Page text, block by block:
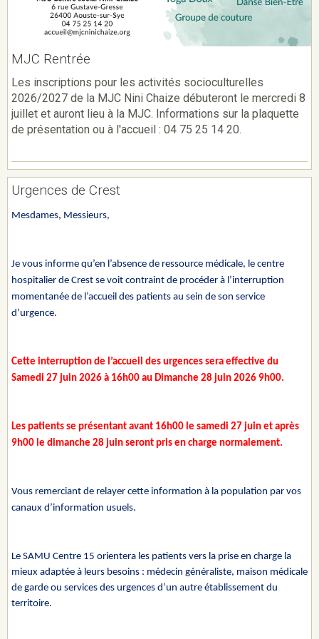
MJC Rentrée
Les inscriptions pour les activités socioculturelles
2026/2027 de la MJC Nini Chaize débuteront le mercredi 8
juillet et auront lieu à la MJC. Informations sur la plaquette
de présentation ou à l'accueil : 04 75 25 14 20.
Urgences de Crest
Mesdames, Messieurs,
Je vous informe qu’en l’absence de ressource médicale, le centre
hospitalier de Crest se voit contraint de procéder à l’interruption
momentanée de l’accueil des patients au sein de son service
d’urgence.
Cette interruption de l’accueil des urgences sera effective du
Samedi 27 juin 2026 à 16h00 au Dimanche 28 juin 2026 9h00.
Les patients se présentant avant 16h00 le samedi 27 juin et après
9h00 le dimanche 28 juin seront pris en charge normalement.
Vous remerciant de relayer cette information à la population par vos
canaux d’information usuels.
Le SAMU Centre 15 orientera les patients vers la prise en charge la
mieux adaptée à leurs besoins : médecin généraliste, maison médicale
de garde ou services des urgences d’un autre établissement du
territoire.